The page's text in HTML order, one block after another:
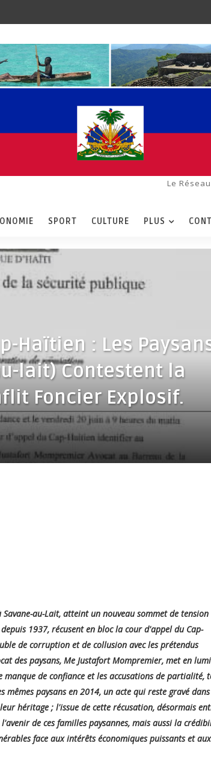
Le
SPORT CULTURE PLUS
Haïtien : Les
lait) Contestent la
Foncier Explosif.
au-Lait, atteint un nouveau sommet de
1937, récusent en bloc la cour d'appel du Cap-
de corruption et de collusion avec les prétendus
des paysans, Me Justafort Mompremier, met en
de confiance et les accusations de partialité,
paysans en 2014, un acte qui reste gravé
héritage ; l'issue de cette récusation, désormais
de ces familles paysannes, mais aussi la
face aux intérêts économiques puissants et aux